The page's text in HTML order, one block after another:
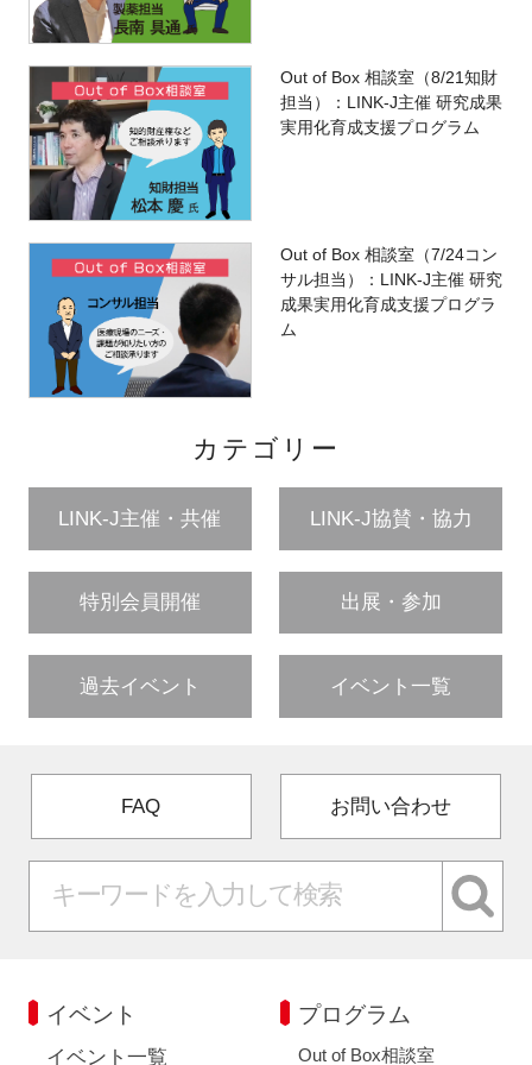
Out of Box 相談室（8/21知財
担当）：LINK-J主催 研究成果
実用化育成支援プログラム
Out of Box 相談室（7/24コン
サル担当）：LINK-J主催 研究
成果実用化育成支援プログラ
ム
カテゴリー
LINK-J主催・共催 LINK-J協賛・協力
特別会員開催 出展・参加
過去イベント イベント一覧
FAQ お問い合わせ
イベント
イベント一覧
プログラム
Out of Box相談室